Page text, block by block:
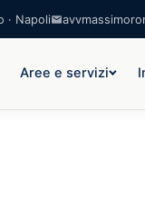
· Napoli
Aree e servizi